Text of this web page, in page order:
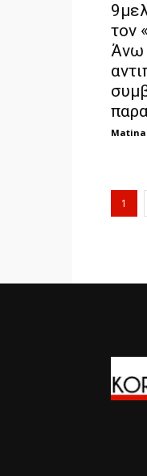
τον
Άνω
Matina
1